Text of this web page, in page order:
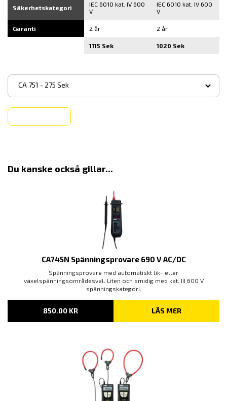
Säkerhetskategori
IEC 6010 kat. IV 600
V
IEC 6010 kat. IV 600
V
Garanti 2 år 2 år
1115 Sek 1020 Sek
CA 751 - 275 Sek
▾
Du kanske också gillar...
CA745N Spänningsprovare 690 V AC/DC
Spänningsprovare med automatiskt lik- eller
växelspänningsområdesval. Liten och smidig med kat. III 600 V
spänningskategori.
850.00 KR LÄS MER